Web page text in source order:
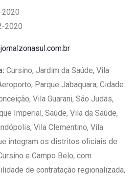
2020
Cursino, Jardim da Saúde, Vila
Parque Jabaquara, Cidade
Vila Guarani, São Judas,
Imperial, Saúde, Vila da Saúde,
Vila Clementino, Vila
integram os distritos oficiais de
e Campo Belo, com
de contratação regionalizada,